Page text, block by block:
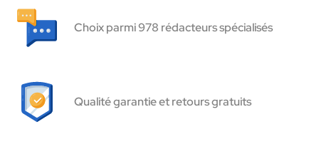
Choix parmi 978 rédacteurs spécialisés
Qualité garantie et retours gratuits